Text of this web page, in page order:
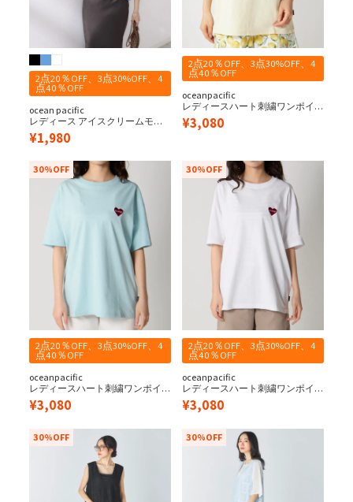
2点20％OFF、3点30%OFF、4
点40％OFF
ocean pacific
レディース アイスクリームモチ
ーフデザイン 半袖Tシャツ
¥1,980
2点20％OFF、3点30%OFF、4
点40％OFF
oceanpacific
レディースハート刺繍ワンポイ
ントベーシックTシャツ
¥3,080
2点20％OFF、3点30%OFF、4
点40％OFF
oceanpacific
レディースハート刺繍ワンポイ
ントベーシックTシャツ
30%OFF
¥3,080
2点20％OFF、3点30%OFF、4
点40％OFF
oceanpacific
レディースハート刺繍ワンポイ
ントベーシックTシャツ
30%OFF
¥3,080
30%OFF 30%OFF